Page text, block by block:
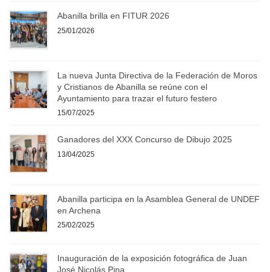
Abanilla brilla en FITUR 2026
25/01/2026
La nueva Junta Directiva de la Federación de Moros
y Cristianos de Abanilla se reúne con el
Ayuntamiento para trazar el futuro festero
15/07/2025
Ganadores del XXX Concurso de Dibujo 2025
13/04/2025
Abanilla participa en la Asamblea General de UNDEF
en Archena
25/02/2025
Inauguración de la exposición fotográfica de Juan
José Nicolás Pina